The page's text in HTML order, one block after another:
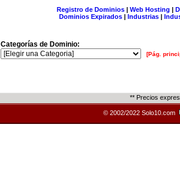
Registro de Dominios| Web Hosting |
Dominios Expirados | Industrias |
Categorías de Dominio:
[Pág.
** Precios
© 2002/2022 Solo10.com